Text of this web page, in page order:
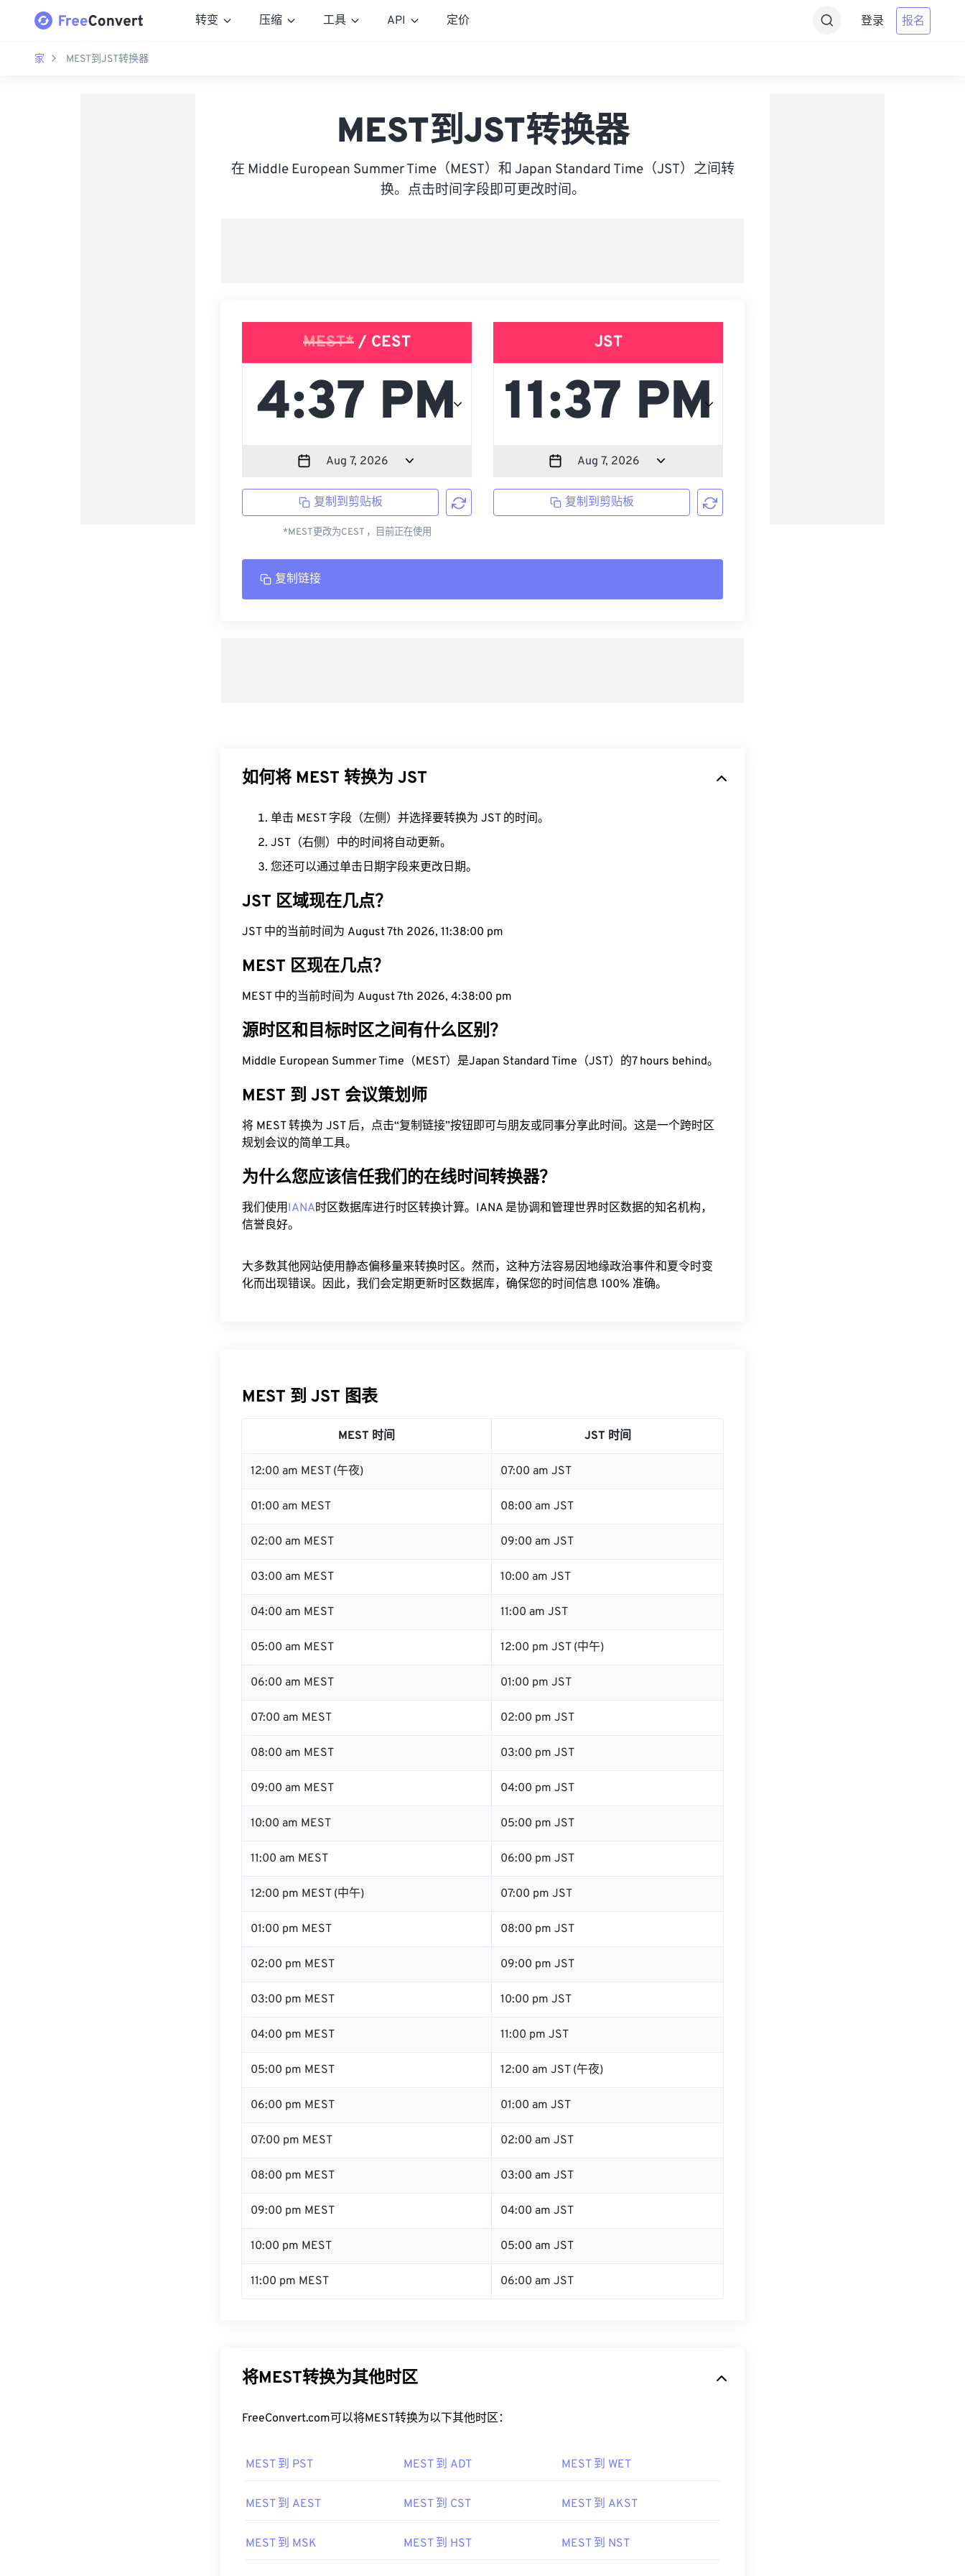
转变 压缩 工具 API 定价 登录 报名
家 MEST到JST转换器
MEST到JST转换器
在 Middle European Summer Time（MEST）和 Japan Standard Time（JST）之间转
换。点击时间字段即可更改时间。
MEST* / CEST
复制到剪贴板
*MEST更改为CEST ，目前正在使用
JST
复制到剪贴板
复制链接
如何将 MEST 转换为 JST
单击 MEST 字段（左侧）并选择要转换为 JST 的时间。
JST（右侧）中的时间将自动更新。
您还可以通过单击日期字段来更改日期。
JST 区域现在几点？
JST 中的当前时间为 August 7th 2026, 11:38:01 pm
MEST 区现在几点？
MEST 中的当前时间为 August 7th 2026, 4:38:01 pm
源时区和目标时区之间有什么区别？
Middle European Summer Time（MEST）是Japan Standard Time（JST）的7 hours behind。
MEST 到 JST 会议策划师
将 MEST 转换为 JST 后，点击“复制链接”按钮即可与朋友或同事分享此时间。这是一个跨时区
规划会议的简单工具。
为什么您应该信任我们的在线时间转换器？
我们使用IANA时区数据库进行时区转换计算。IANA 是协调和管理世界时区数据的知名机构，
信誉良好。
大多数其他网站使用静态偏移量来转换时区。然而，这种方法容易因地缘政治事件和夏令时变
化而出现错误。因此，我们会定期更新时区数据库，确保您的时间信息 100% 准确。
MEST 到 JST 图表
MEST 时间 JST 时间
12:00 am MEST (午夜) 07:00 am JST
01:00 am MEST 08:00 am JST
02:00 am MEST 09:00 am JST
03:00 am MEST 10:00 am JST
04:00 am MEST 11:00 am JST
05:00 am MEST 12:00 pm JST (中午)
06:00 am MEST 01:00 pm JST
07:00 am MEST 02:00 pm JST
08:00 am MEST 03:00 pm JST
09:00 am MEST 04:00 pm JST
10:00 am MEST 05:00 pm JST
11:00 am MEST 06:00 pm JST
12:00 pm MEST (中午) 07:00 pm JST
01:00 pm MEST 08:00 pm JST
02:00 pm MEST 09:00 pm JST
03:00 pm MEST 10:00 pm JST
04:00 pm MEST 11:00 pm JST
05:00 pm MEST 12:00 am JST (午夜)
06:00 pm MEST 01:00 am JST
07:00 pm MEST 02:00 am JST
08:00 pm MEST 03:00 am JST
09:00 pm MEST 04:00 am JST
10:00 pm MEST 05:00 am JST
11:00 pm MEST 06:00 am JST
将MEST转换为其他时区
FreeConvert.com可以将MEST转换为以下其他时区：
MEST 到 PST MEST 到 ADT MEST 到 WET
MEST 到 AEST MEST 到 CST MEST 到 AKST
MEST 到 MSK MEST 到 HST MEST 到 NST